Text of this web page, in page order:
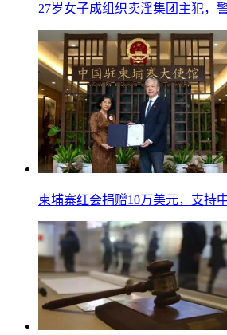
27岁女子成组织卖淫集团主犯，
柬埔寨红会捐赠10万美元，支持